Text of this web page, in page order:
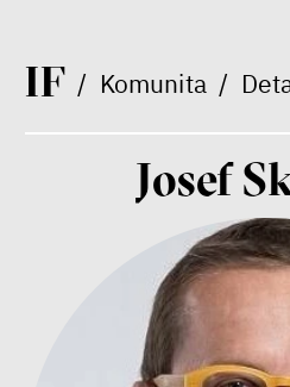
IF/ Komunita/
Josef